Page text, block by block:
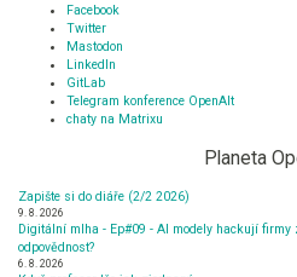
Facebook
Twitter
Mastodon
LinkedIn
GitLab
Telegram konference OpenAlt
chaty na Matrixu
Planeta
Zapište si do diáře (2/2 2026)
9. 8. 2026
Digitální mlha - Ep#09 - AI modely hackují firmy
odpovědnost?
6. 8. 2026